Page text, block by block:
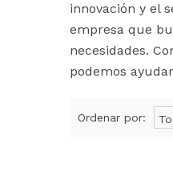
innovación y el
empresa que
necesidades.
podemos
Ordenar por: